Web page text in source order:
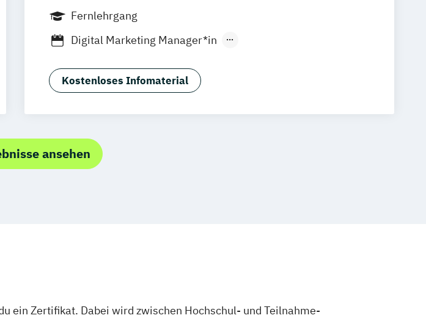
Fernlehrgang
Digital Marketing Manager*in
Referent*in Interkulturelle Wirtschaftskommunikation
Social Media Marketing Manager:in
Kostenloses Infomaterial
ansehen
ein Zertifikat. Dabei wird zwischen Hochschul- und Teilnahme-